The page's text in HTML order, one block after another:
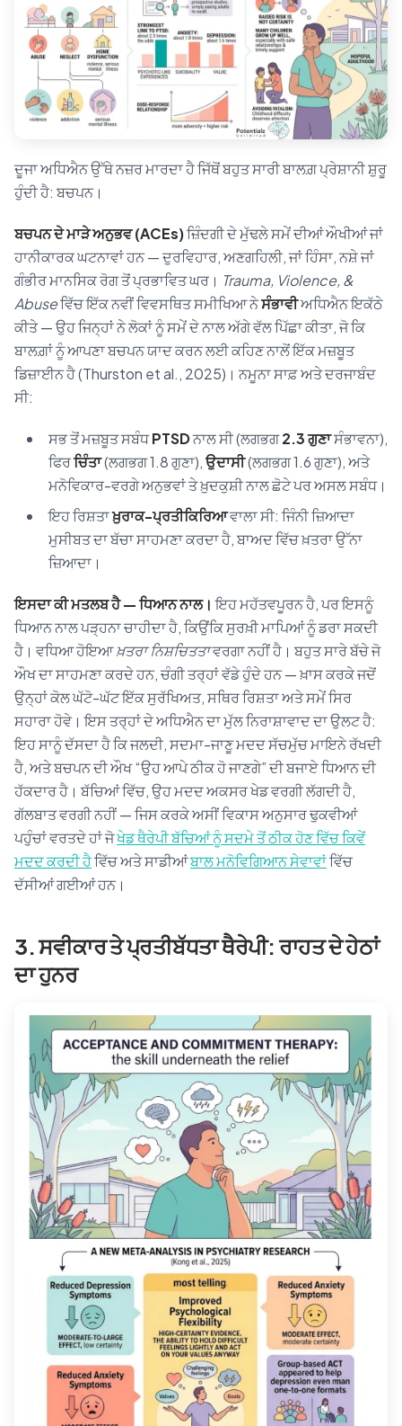
ਦੂਜਾ ਅਧਿਐਨ ਉੱਥੇ ਨਜ਼ਰ ਮਾਰਦਾ ਹੈ ਜਿੱਥੋਂ ਬਹੁਤ ਸਾਰੀ ਬਾਲਗ਼ ਪ੍ਰੇਸ਼ਾਨੀ ਸ਼ੁਰੂ
ਹੁੰਦੀ ਹੈ: ਬਚਪਨ।
ਬਚਪਨ ਦੇ ਮਾੜੇ ਅਨੁਭਵ (ACEs)ਜ਼ਿੰਦਗੀ ਦੇ ਮੁੱਢਲੇ ਸਮੇਂ ਦੀਆਂ ਔਖੀਆਂ ਜਾਂ
ਹਾਨੀਕਾਰਕ ਘਟਨਾਵਾਂ ਹਨ — ਦੁਰਵਿਹਾਰ, ਅਣਗਹਿਲੀ, ਜਾਂ ਹਿੰਸਾ, ਨਸ਼ੇ ਜਾਂ
ਗੰਭੀਰ ਮਾਨਸਿਕ ਰੋਗ ਤੋਂ ਪ੍ਰਭਾਵਿਤ ਘਰ। Trauma, Violence, &
Abuseਵਿੱਚ ਇੱਕ ਨਵੀਂ ਵਿਵਸਥਿਤ ਸਮੀਖਿਆ ਨੇਸੰਭਾਵੀਅਧਿਐਨ ਇਕੱਠੇ
ਕੀਤੇ — ਉਹ ਜਿਨ੍ਹਾਂ ਨੇ ਲੋਕਾਂ ਨੂੰ ਸਮੇਂ ਦੇ ਨਾਲ ਅੱਗੇ ਵੱਲ ਪਿੱਛਾ ਕੀਤਾ, ਜੋ ਕਿ
ਬਾਲਗ਼ਾਂ ਨੂੰ ਆਪਣਾ ਬਚਪਨ ਯਾਦ ਕਰਨ ਲਈ ਕਹਿਣ ਨਾਲੋਂ ਇੱਕ ਮਜ਼ਬੂਤ
ਡਿਜ਼ਾਈਨ ਹੈ (Thurston et al., 2025)। ਨਮੂਨਾ ਸਾਫ਼ ਅਤੇ ਦਰਜਾਬੰਦ
ਸੀ:
ਸਭ ਤੋਂ ਮਜ਼ਬੂਤ ਸਬੰਧPTSDਨਾਲ ਸੀ (ਲਗਭਗ2.3 ਗੁਣਾਸੰਭਾਵਨਾ),
ਫਿਰਚਿੰਤਾ(ਲਗਭਗ 1.8 ਗੁਣਾ),ਉਦਾਸੀ(ਲਗਭਗ 1.6 ਗੁਣਾ), ਅਤੇ
ਮਨੋਵਿਕਾਰ-ਵਰਗੇ ਅਨੁਭਵਾਂ ਤੇ ਖ਼ੁਦਕੁਸ਼ੀ ਨਾਲ ਛੋਟੇ ਪਰ ਅਸਲ ਸਬੰਧ।
ਇਹ ਰਿਸ਼ਤਾਖ਼ੁਰਾਕ-ਪ੍ਰਤੀਕਿਰਿਆਵਾਲਾ ਸੀ: ਜਿੰਨੀ ਜ਼ਿਆਦਾ
ਮੁਸੀਬਤ ਦਾ ਬੱਚਾ ਸਾਹਮਣਾ ਕਰਦਾ ਹੈ, ਬਾਅਦ ਵਿੱਚ ਖ਼ਤਰਾ ਉੱਨਾ
ਜ਼ਿਆਦਾ।
ਇਸਦਾ ਕੀ ਮਤਲਬ ਹੈ — ਧਿਆਨ ਨਾਲ। ਇਹ ਮਹੱਤਵਪੂਰਨ ਹੈ, ਪਰ ਇਸਨੂੰ
ਧਿਆਨ ਨਾਲ ਪੜ੍ਹਨਾ ਚਾਹੀਦਾ ਹੈ, ਕਿਉਂਕਿ ਸੁਰਖ਼ੀ ਮਾਪਿਆਂ ਨੂੰ ਡਰਾ ਸਕਦੀ
ਹੈ। ਵਧਿਆ ਹੋਇਆਖ਼ਤਰਾ ਨਿਸ਼ਚਿਤਤਾਵਰਗਾ ਨਹੀਂ ਹੈ। ਬਹੁਤ ਸਾਰੇ ਬੱਚੇ ਜੋ
ਔਖ ਦਾ ਸਾਹਮਣਾ ਕਰਦੇ ਹਨ, ਚੰਗੀ ਤਰ੍ਹਾਂ ਵੱਡੇ ਹੁੰਦੇ ਹਨ — ਖ਼ਾਸ ਕਰਕੇ ਜਦੋਂ
ਉਨ੍ਹਾਂ ਕੋਲ ਘੱਟੋ-ਘੱਟ ਇੱਕ ਸੁਰੱਖਿਅਤ, ਸਥਿਰ ਰਿਸ਼ਤਾ ਅਤੇ ਸਮੇਂ ਸਿਰ
ਸਹਾਰਾ ਹੋਵੇ। ਇਸ ਤਰ੍ਹਾਂ ਦੇ ਅਧਿਐਨ ਦਾ ਮੁੱਲ ਨਿਰਾਸ਼ਾਵਾਦ ਦਾ ਉਲਟ ਹੈ:
ਇਹ ਸਾਨੂੰ ਦੱਸਦਾ ਹੈ ਕਿ ਜਲਦੀ, ਸਦਮਾ-ਜਾਣੂ ਮਦਦ ਸੱਚਮੁੱਚ ਮਾਇਨੇ ਰੱਖਦੀ
ਹੈ, ਅਤੇ ਬਚਪਨ ਦੀ ਔਖ “ਉਹ ਆਪੇ ਠੀਕ ਹੋ ਜਾਣਗੇ” ਦੀ ਬਜਾਏ ਧਿਆਨ ਦੀ
ਹੱਕਦਾਰ ਹੈ। ਬੱਚਿਆਂ ਵਿੱਚ, ਉਹ ਮਦਦ ਅਕਸਰ ਖੇਡ ਵਰਗੀ ਲੱਗਦੀ ਹੈ,
ਗੱਲਬਾਤ ਵਰਗੀ ਨਹੀਂ — ਜਿਸ ਕਰਕੇ ਅਸੀਂ ਵਿਕਾਸ ਅਨੁਸਾਰ ਢੁਕਵੀਆਂ
ਪਹੁੰਚਾਂ ਵਰਤਦੇ ਹਾਂ ਜੋਖੇਡ ਥੈਰੇਪੀ ਬੱਚਿਆਂ ਨੂੰ ਸਦਮੇ ਤੋਂ ਠੀਕ ਹੋਣ ਵਿੱਚ ਕਿਵੇਂ
ਮਦਦ ਕਰਦੀ ਹੈਵਿੱਚ ਅਤੇ ਸਾਡੀਆਂਬਾਲ ਮਨੋਵਿਗਿਆਨ ਸੇਵਾਵਾਂਵਿੱਚ
ਦੱਸੀਆਂ ਗਈਆਂ ਹਨ।
3. ਸਵੀਕਾਰ ਤੇ ਪ੍ਰਤੀਬੱਧਤਾ ਥੈਰੇਪੀ: ਰਾਹਤ ਦੇ ਹੇਠਾਂ
ਦਾ ਹੁਨਰ